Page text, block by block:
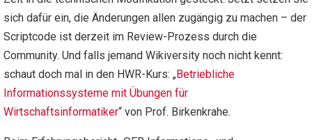
sich dafür ein, die Änderungen allen zugängig zu machen – der
Scriptcode ist derzeit im Review-Prozess durch die
Community. Und falls jemand Wikiversity noch nicht kennt:
schaut doch mal in den HWR-Kurs: „Betriebliche
Informationssysteme mit Übungen für
Wirtschaftsinformatiker“ von Prof. Birkenkrahe.